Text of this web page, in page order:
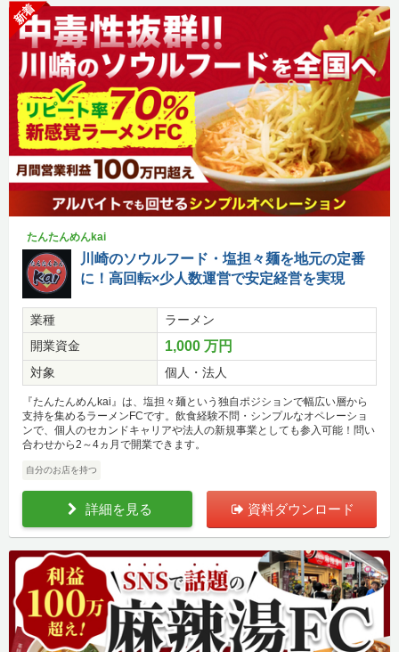
新着
たんたんめんkai
川崎のソウルフード・塩担々麺を地元の定番
に！高回転×少人数運営で安定経営を実現
業種
ラーメン
開業資金
1,000 万円
対象 個人・法人
『たんたんめんkai』は、塩担々麺という独自ポジションで幅広い層から
支持を集めるラーメンFCです。飲食経験不問・シンプルなオペレーショ
ンで、個人のセカンドキャリアや法人の新規事業としても参入可能！問い
合わせから2～4ヵ月で開業できます。
自分のお店を持つ
詳細を見る 資料ダウンロード